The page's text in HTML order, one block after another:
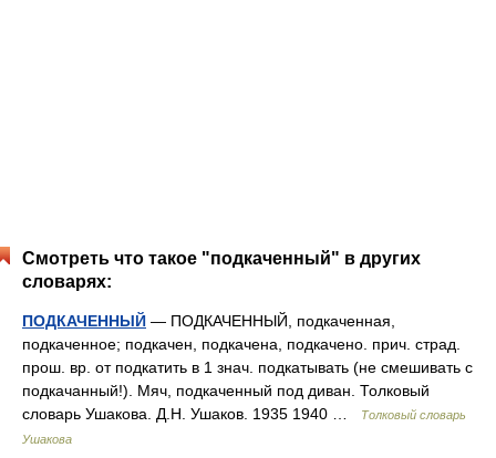
Смотреть что такое "подкаченный" в других
словарях:
ПОДКАЧЕННЫЙ — ПОДКАЧЕННЫЙ, подкаченная,
подкаченное; подкачен, подкачена, подкачено. прич. страд.
прош. вр. от подкатить в 1 знач. подкатывать (не смешивать с
подкачанный!). Мяч, подкаченный под диван. Толковый
словарь Ушакова. Д.Н. Ушаков. 1935 1940 …
Толковый словарь
Ушакова